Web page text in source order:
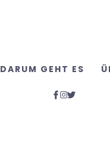
DARUM GEHT ES